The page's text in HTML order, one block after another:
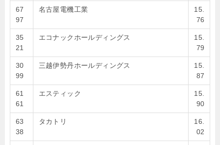
67
97
名古屋電機工業
15.
76
35
21
エコナックホールディングス
15.
79
30
99
三越伊勢丹ホールディングス
15.
87
61
61
エスティック
15.
90
63
38
タカトリ
16.
02